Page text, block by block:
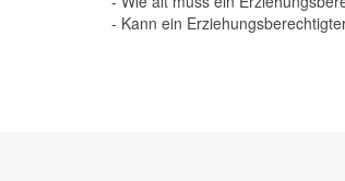
- Kann ein